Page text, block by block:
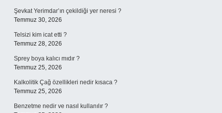
Şevkat Yerimdar’ın çekildiği yer neresi ?
Temmuz 30, 2026
Telsizi kim icat etti ?
Temmuz 28, 2026
Sprey boya kalıcı mıdır ?
Temmuz 25, 2026
Kalkolitik Çağ özellikleri nedir kısaca ?
Temmuz 25, 2026
Benzetme nedir ve nasıl kullanılır ?